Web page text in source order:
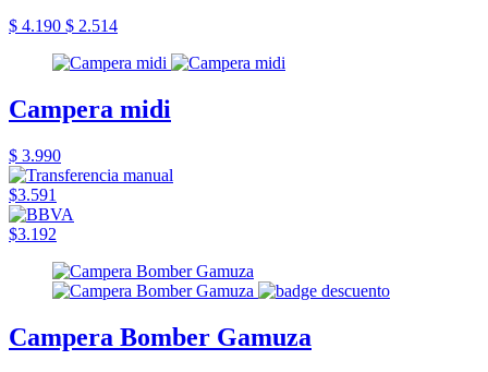
$ 4.190 $ 2.514
Campera midi
$ 3.990
$3.591
$3.192
Campera Bomber Gamuza